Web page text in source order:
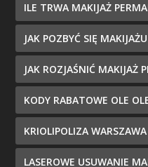
ILE TRWA MAKIJAŻ
JAK POZBYĆ SIĘ
JAK ROZJAŚNIĆ MAKIJAŻ
KODY RABATOWE OLE
KRIOLIPOLIZA WARSZAWA
LASEROWE USUWANIE